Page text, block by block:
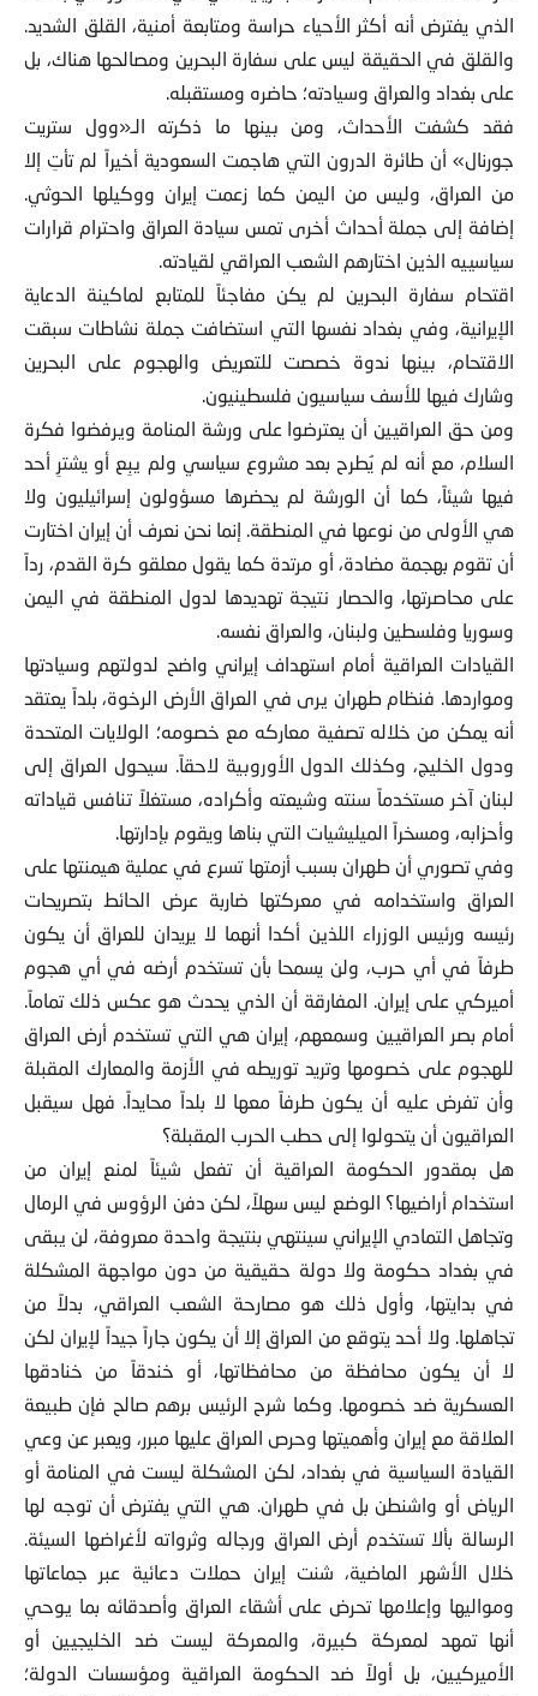
الذي يفترض أنه أكثر الأحياء حراسة ومتابعة أمنية، القلق الشديد.
والقلق في الحقيقة ليس على سفارة البحرين ومصالحها هناك، بل
على بغداد والعراق وسيادته؛ حاضره ومستقبله.
فقد كشفت الأحداث، ومن بينها ما ذكرته الـ«وول ستريت
جورنال» أن طائرة الدرون التي هاجمت السعودية أخيراً لم تأتِ إلا
من العراق، وليس من اليمن كما زعمت إيران ووكيلها الحوثي.
إضافة إلى جملة أحداث أخرى تمس سيادة العراق واحترام قرارات
سياسييه الذين اختارهم الشعب العراقي لقيادته.
اقتحام سفارة البحرين لم يكن مفاجئاً للمتابع لماكينة الدعاية
الإيرانية، وفي بغداد نفسها التي استضافت جملة نشاطات سبقت
الاقتحام، بينها ندوة خصصت للتعريض والهجوم على البحرين
وشارك فيها للأسف سياسيون فلسطينيون.
ومن حق العراقيين أن يعترضوا على ورشة المنامة ويرفضوا فكرة
السلام، مع أنه لم يُطرح بعد مشروع سياسي ولم يبِع أو يشترِ أحد
فيها شيئاً، كما أن الورشة لم يحضرها مسؤولون إسرائيليون ولا
هي الأولى من نوعها في المنطقة. إنما نحن نعرف أن إيران اختارت
أن تقوم بهجمة مضادة، أو مرتدة كما يقول معلقو كرة القدم، رداً
على محاصرتها، والحصار نتيجة تهديدها لدول المنطقة في اليمن
وسوريا وفلسطين ولبنان، والعراق نفسه.
القيادات العراقية أمام استهداف إيراني واضح لدولتهم وسيادتها
ومواردها. فنظام طهران يرى في العراق الأرض الرخوة، بلداً يعتقد
أنه يمكن من خلاله تصفية معاركه مع خصومه؛ الولايات المتحدة
ودول الخليج، وكذلك الدول الأوروبية لاحقاً. سيحول العراق إلى
لبنان آخر مستخدماً سنته وشيعته وأكراده، مستغلاً تنافس قياداته
وأحزابه، ومسخراً الميليشيات التي بناها ويقوم بإدارتها.
وفي تصوري أن طهران بسبب أزمتها تسرع في عملية هيمنتها على
العراق واستخدامه في معركتها ضاربة عرض الحائط بتصريحات
رئيسه ورئيس الوزراء اللذين أكدا أنهما لا يريدان للعراق أن يكون
طرفاً في أي حرب، ولن يسمحا بأن تستخدم أرضه في أي هجوم
أميركي على إيران. المفارقة أن الذي يحدث هو عكس ذلك تماماً.
أمام بصر العراقيين وسمعهم، إيران هي التي تستخدم أرض العراق
للهجوم على خصومها وتريد توريطه في الأزمة والمعارك المقبلة
وأن تفرض عليه أن يكون طرفاً معها لا بلداً محايداً. فهل سيقبل
العراقيون أن يتحولوا إلى حطب الحرب المقبلة؟
هل بمقدور الحكومة العراقية أن تفعل شيئاً لمنع إيران من
استخدام أراضيها؟ الوضع ليس سهلاً، لكن دفن الرؤوس في الرمال
وتجاهل التمادي الإيراني سينتهي بنتيجة واحدة معروفة، لن يبقى
في بغداد حكومة ولا دولة حقيقية من دون مواجهة المشكلة
في بدايتها، وأول ذلك هو مصارحة الشعب العراقي، بدلاً من
تجاهلها. ولا أحد يتوقع من العراق إلا أن يكون جاراً جيداً لإيران لكن
لا أن يكون محافظة من محافظاتها، أو خندقاً من خنادقها
العسكرية ضد خصومها. وكما شرح الرئيس برهم صالح فإن طبيعة
العلاقة مع إيران وأهميتها وحرص العراق عليها مبرر، ويعبر عن وعي
القيادة السياسية في بغداد، لكن المشكلة ليست في المنامة أو
الرياض أو واشنطن بل في طهران. هي التي يفترض أن توجه لها
الرسالة بألا تستخدم أرض العراق ورجاله وثرواته لأغراضها السيئة.
خلال الأشهر الماضية، شنت إيران حملات دعائية عبر جماعاتها
ومواليها وإعلامها تحرض على أشقاء العراق وأصدقائه بما يوحي
أنها تمهد لمعركة كبيرة، والمعركة ليست ضد الخليجيين أو
الأميركيين، بل أولاً ضد الحكومة العراقية ومؤسسات الدولة؛